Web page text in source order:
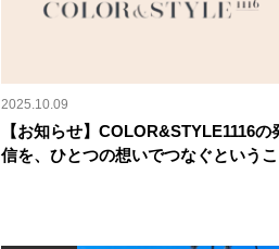
2025.10.09
【お知らせ】COLOR&STYLE1116の
信を、ひとつの想いでつなぐという